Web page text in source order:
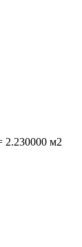
2.230000 м2